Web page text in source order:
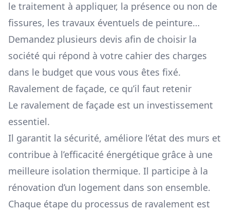
le traitement à appliquer, la présence ou non de
fissures, les travaux éventuels de peinture…
Demandez plusieurs devis afin de choisir la
société qui répond à votre cahier des charges
dans le budget que vous vous êtes fixé.
Ravalement de façade, ce qu’il faut retenir
Le ravalement de façade est un investissement
essentiel.
Il garantit la sécurité, améliore l’état des murs et
contribue à l’efficacité énergétique grâce à une
meilleure isolation thermique. Il participe à la
rénovation d’un logement dans son ensemble.
Chaque étape du processus de ravalement est